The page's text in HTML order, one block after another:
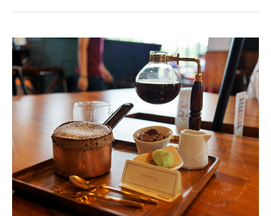
台
中
咖
啡
廳
卡
那,
有
座
WIFI
不
限
~